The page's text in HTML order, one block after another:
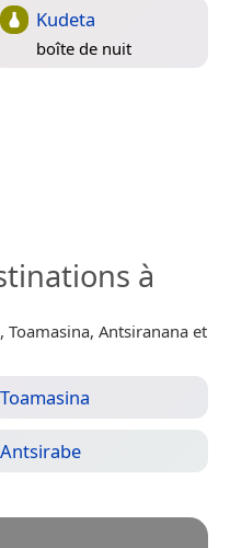
Kudeta
boîte de nuit
à
Antsiranana et
Toamasina
Antsirabe